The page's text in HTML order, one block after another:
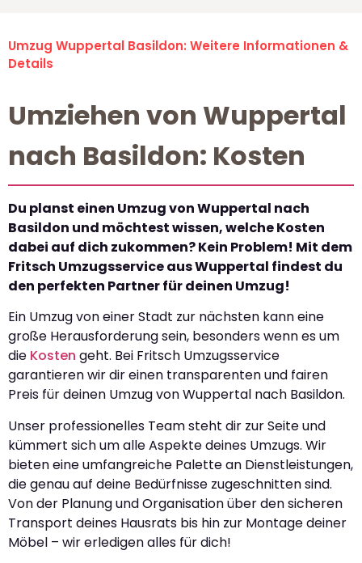
Umzug Wuppertal Basildon: Weitere Informationen &
Details
Umziehen von Wuppertal
nach Basildon: Kosten
Du planst einen Umzug von Wuppertal nach
Basildon und möchtest wissen, welche Kosten
dabei auf dich zukommen? Kein Problem! Mit dem
Fritsch Umzugsservice aus Wuppertal findest du
den perfekten Partner für deinen Umzug!
Ein Umzug von einer Stadt zur nächsten kann eine
große Herausforderung sein, besonders wenn es um
die Kosten geht. Bei Fritsch Umzugsservice
garantieren wir dir einen transparenten und fairen
Preis für deinen Umzug von Wuppertal nach Basildon.
Unser professionelles Team steht dir zur Seite und
kümmert sich um alle Aspekte deines Umzugs. Wir
bieten eine umfangreiche Palette an Dienstleistungen,
die genau auf deine Bedürfnisse zugeschnitten sind.
Von der Planung und Organisation über den sicheren
Transport deines Hausrats bis hin zur Montage deiner
Möbel – wir erledigen alles für dich!